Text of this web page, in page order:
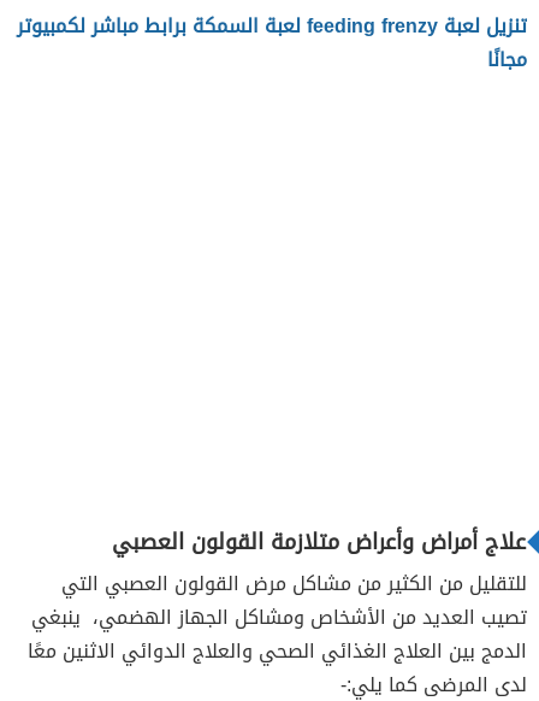
تنزيل لعبة feeding frenzy لعبة السمكة برابط مباشر لكمبيوتر
مجانًا
علاج أمراض وأعراض متلازمة القولون العصبي
للتقليل من الكثير من مشاكل مرض القولون العصبي التي
تصيب العديد من الأشخاص ومشاكل الجهاز الهضمي، ينبغي
الدمج بين العلاج الغذائي الصحي والعلاج الدوائي الاثنين معًا
لدى المرضى كما يلي:-